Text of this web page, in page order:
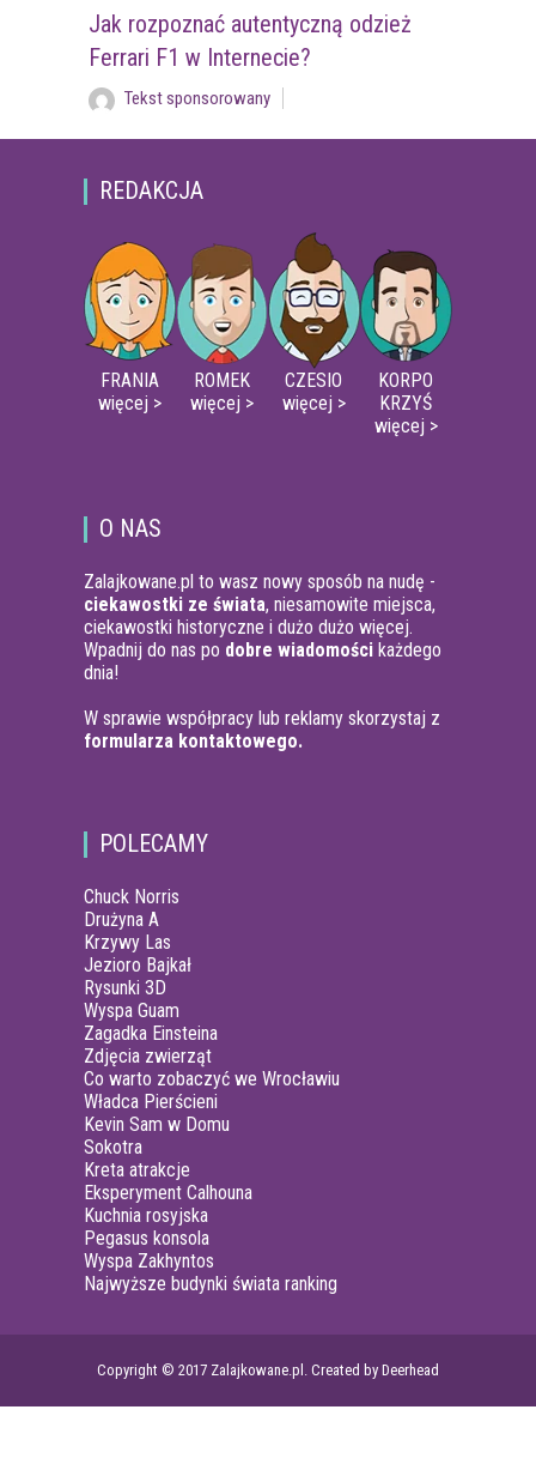
Jak rozpoznać autentyczną odzież
Ferrari F1 w Internecie?
Tekst sponsorowany
REDAKCJA
FRANIA
więcej >
ROMEK
więcej >
CZESIO
więcej >
KORPO
KRZYŚ
więcej >
O NAS
Zalajkowane.pl to wasz nowy sposób na nudę -
ciekawostki ze świata, niesamowite miejsca,
ciekawostki historyczne i dużo dużo więcej.
Wpadnij do nas po dobre wiadomości każdego
dnia!
W sprawie współpracy lub reklamy skorzystaj z
formularza kontaktowego.
POLECAMY
Chuck Norris
Drużyna A
Krzywy Las
Jezioro Bajkał
Rysunki 3D
Wyspa Guam
Zagadka Einsteina
Zdjęcia zwierząt
Co warto zobaczyć we Wrocławiu
Władca Pierścieni
Kevin Sam w Domu
Sokotra
Kreta atrakcje
Eksperyment Calhouna
Kuchnia rosyjska
Pegasus konsola
Wyspa Zakhyntos
Najwyższe budynki świata ranking
Copyright © 2017 Zalajkowane.pl. Created by Deerhead